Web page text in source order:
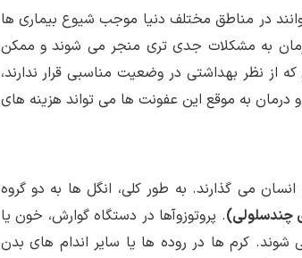
در مناطق مختلف دنیا موجب شیوع بیماری ها
به مشکلات جدی تری منجر می شوند و ممکن
نظر بهداشتی در وضعیت مناسبی قرار ندارند،
درمان به موقع این عفونت ها می تواند هزینه های
می گذارند. به طور کلی، انگل ها به دو گروه
چندسلولی). پروتوزوآها در دستگاه گوارش، خون یا
کرم ها در روده ها یا سایر اندام های بدن